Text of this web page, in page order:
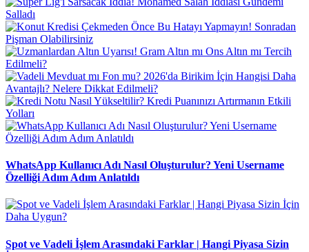
WhatsApp Kullanıcı Adı Nasıl Oluşturulur? Yeni Username
Özelliği Adım Adım Anlatıldı
Spot ve Vadeli İşlem Arasındaki Farklar | Hangi Piyasa Sizin